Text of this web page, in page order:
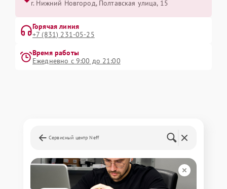
г. Нижний Новгород, Полтавская улица, 15
Горячая линия
+7 (831) 231-05-25
Время работы
Ежедневно с 9:00 до 21:00
Сервисный центр Neff